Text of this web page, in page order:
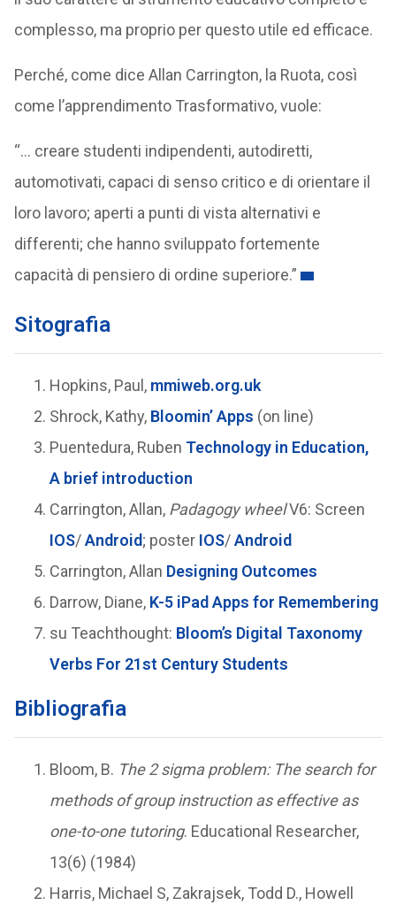
complesso, ma proprio per questo utile ed efficace.
Perché, come dice Allan Carrington, la Ruota, così
come l’apprendimento Trasformativo, vuole:
“… creare studenti indipendenti, autodiretti,
automotivati, capaci di senso critico e di orientare il
loro lavoro; aperti a punti di vista alternativi e
differenti; che hanno sviluppato fortemente
capacità di pensiero di ordine superiore.”
Sitografia
Hopkins, Paul, mmiweb.org.uk
Shrock, Kathy, Bloomin’ Apps (on line)
Puentedura, Ruben Technology in Education,
A brief introduction
Carrington, Allan, Padagogy wheelV6: Screen
IOS/Android; poster IOS/Android
Carrington, Allan Designing Outcomes
Darrow, Diane, K-5 iPad Apps for Remembering
su Teachthought: Bloom’s Digital Taxonomy
Verbs For 21st Century Students
Bibliografia
Bloom, B. The 2 sigma problem: The search for
methods of group instruction as effective as
one-to-one tutoring. Educational Researcher,
13(6) (1984)
Harris, Michael S, Zakrajsek, Todd D., Howell